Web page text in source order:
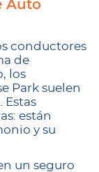
Auto
conductores
de
los
Park suelen
Estas
están
y su
un seguro